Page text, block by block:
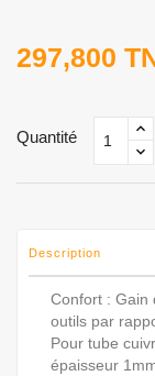
297,800
Quantité
Description
Confort : Gain
outils par
Pour tube
épaisseur